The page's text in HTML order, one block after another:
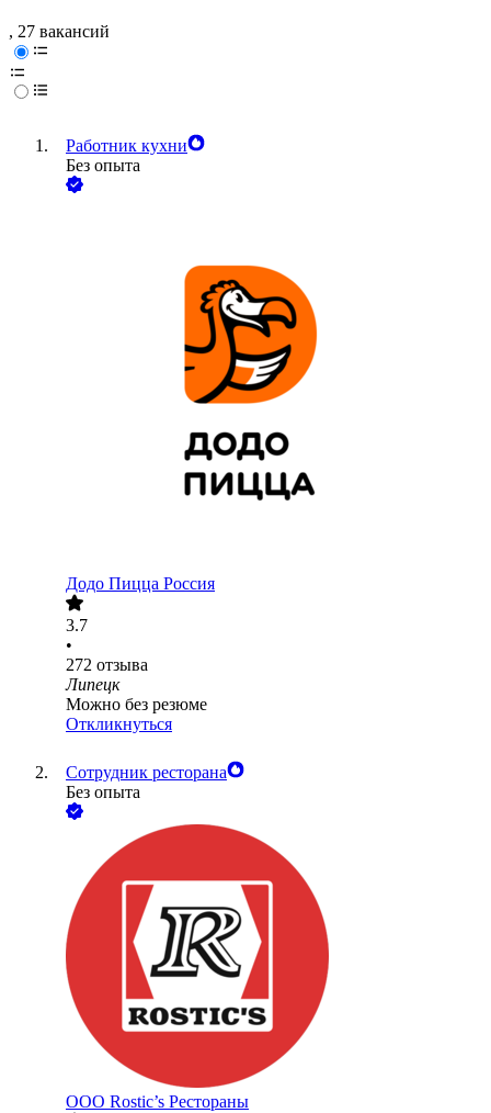
, 27 вакансий
Работник кухни
Без опыта
Додо Пицца Россия
3.7
•
272 отзыва
Липецк
Можно без резюме
Откликнуться
Сотрудник ресторана
Без опыта
ООО Rostic’s Рестораны